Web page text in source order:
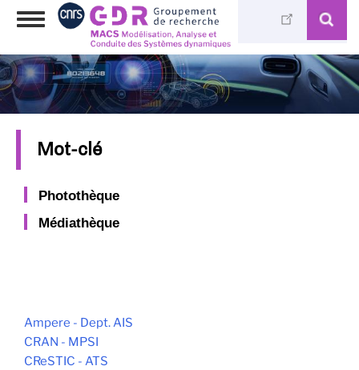
Aller
principal
Toggle
Mot-clé
Photothèque
Médiathèque
Ampere - Dept. AIS
CRAN - MPSI
CReSTIC - ATS